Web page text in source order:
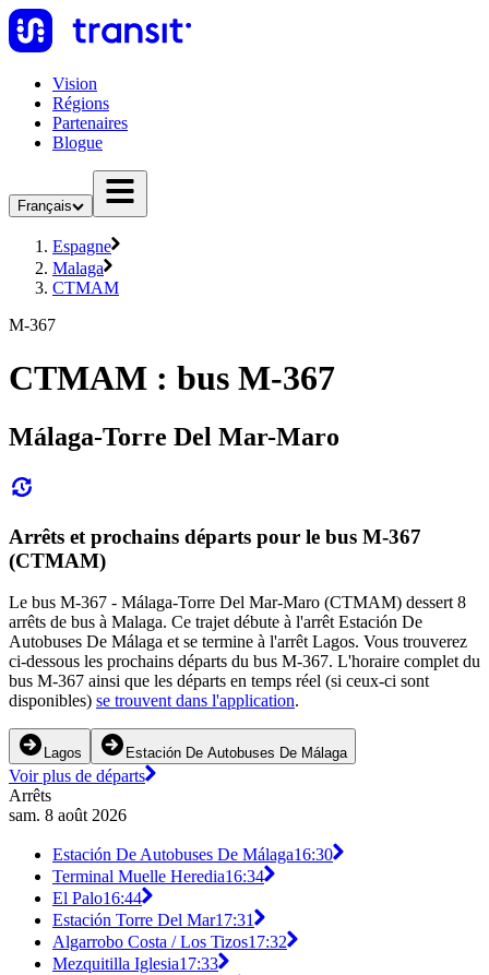
Vision
Régions
Partenaires
Blogue
Français
Espagne
Malaga
CTMAM
M-367
CTMAM : bus M-367
Málaga-Torre Del Mar-Maro
Arrêts et prochains départs pour le bus M-367
(CTMAM)
Le bus M-367 - Málaga-Torre Del Mar-Maro (CTMAM) dessert 8
arrêts de bus à Malaga. Ce trajet débute à l'arrêt Estación De
Autobuses De Málaga et se termine à l'arrêt Lagos. Vous trouverez
ci-dessous les prochains départs du bus M-367. L'horaire complet du
bus M-367 ainsi que les départs en temps réel (si ceux-ci sont
disponibles) se trouvent dans l'application.
Lagos Estación De Autobuses De Málaga
Voir plus de départs
Arrêts
sam. 8 août 2026
Estación De Autobuses De Málaga16:30
Terminal Muelle Heredia16:34
El Palo16:44
Estación Torre Del Mar17:31
Algarrobo Costa / Los Tizos17:32
Mezquitilla Iglesia17:33